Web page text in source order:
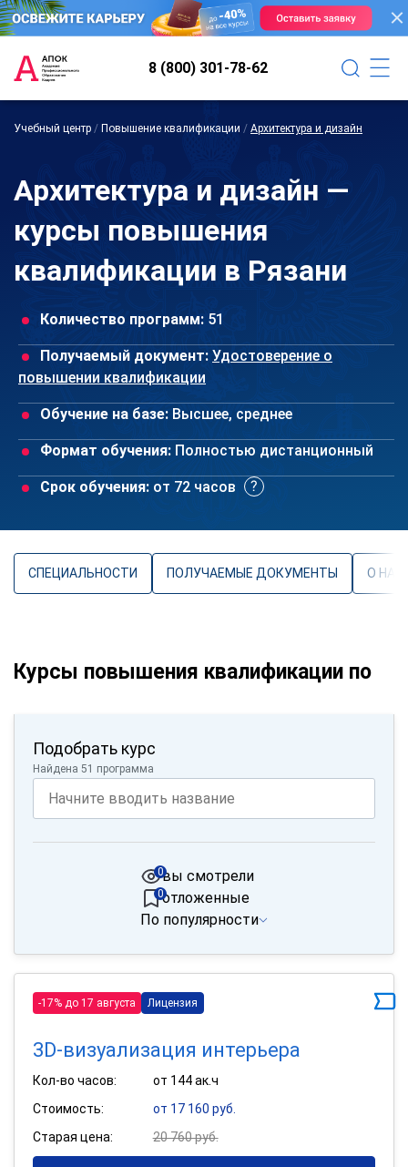
8 (800) 301-78-62
Учебный центр / Повышение квалификации / Архитектура и дизайн
Архитектура и дизайн —
курсы повышения
квалификации в Рязани
Количество программ: 51
Получаемый документ: Удостоверение о
повышении квалификации
Обучение на базе: Высшее, среднее
Формат обучения: Полностью дистанционный
Срок обучения: от 72 часов
СПЕЦИАЛЬНОСТИ ПОЛУЧАЕМЫЕ ДОКУМЕНТЫ О
Курсы повышения квалификации по
Подобрать курс
Найдена 51 программа
вы смотрели
0
отложенные
0
По популярности
-17% до 17 августа Лицензия
3D-визуализация интерьера
Кол-во часов:
от 144 ак.ч
Стоимость:
от 17 160 руб.
Старая цена:
20 760 руб.